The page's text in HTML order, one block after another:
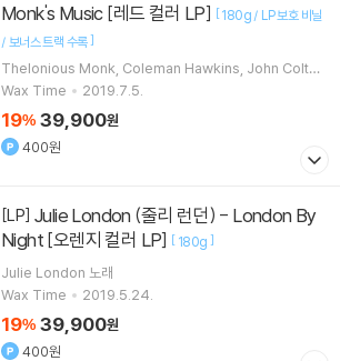
Monk's Music [레드 컬러 LP] [180g / LP 보호 비닐
/ 보너스 트랙 수록]
Thelonious Monk Coleman Hawkins John Coltra
ne Gigi Gryce연주 외 3명
Wax Time 2019.7.5.
19% 39,900원
400원
[LP]
Night [오렌지 컬러 LP] [ 180g ]
Julie London 노래
Wax Time
2019.5.24.
19% 39,900원
400원